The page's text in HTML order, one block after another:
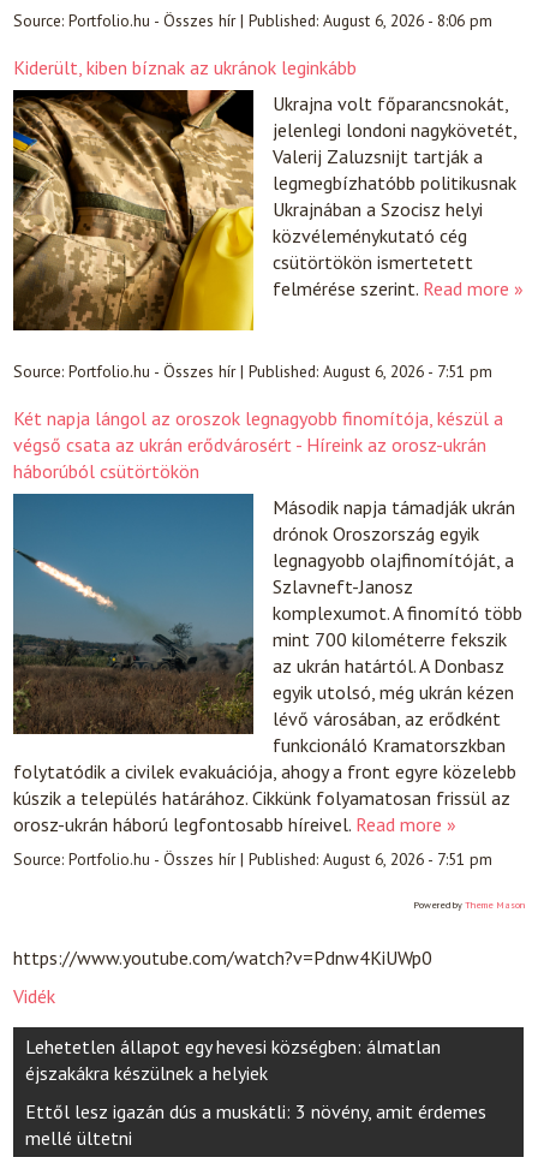
Source:Portfolio.hu - Összes hír|Published:August 6, 2026 - 8:06 pm
Kiderült, kiben bíznak az ukránok leginkább
Ukrajna volt főparancsnokát,
jelenlegi londoni nagykövetét,
Valerij Zaluzsnijt tartják a
legmegbízhatóbb politikusnak
Ukrajnában a Szocisz helyi
közvéleménykutató cég
csütörtökön ismertetett
felmérése szerint. Read more »
Source:Portfolio.hu - Összes hír|Published:August 6, 2026 - 7:51 pm
Két napja lángol az oroszok legnagyobb finomítója, készül a
végső csata az ukrán erődvárosért - Híreink az orosz-ukrán
háborúból csütörtökön
Második napja támadják ukrán
drónok Oroszország egyik
legnagyobb olajfinomítóját, a
Szlavneft-Janosz
komplexumot. A finomító több
mint 700 kilométerre fekszik
az ukrán határtól. A Donbasz
egyik utolsó, még ukrán kézen
lévő városában, az erődként
funkcionáló Kramatorszkban
folytatódik a civilek evakuációja, ahogy a front egyre közelebb
kúszik a település határához. Cikkünk folyamatosan frissül az
orosz-ukrán háború legfontosabb híreivel. Read more »
Source:Portfolio.hu - Összes hír|Published:August 6, 2026 - 7:51 pm
Powered by Theme Mason
https://www.youtube.com/watch?v=Pdnw4KiUWp0
Vidék
Post
navigation
Lehetetlen állapot egy hevesi községben: álmatlan
éjszakákra készülnek a helyiek
Ettől lesz igazán dús a muskátli: 3 növény, amit érdemes
mellé ültetni